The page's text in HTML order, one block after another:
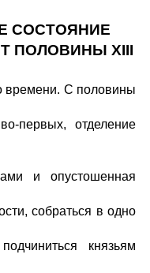
СОСТОЯНИЕ
ПОЛОВИНЫ XIII
времени. С половины
первых, отделение
и опустошенная
собраться в одно
князьям